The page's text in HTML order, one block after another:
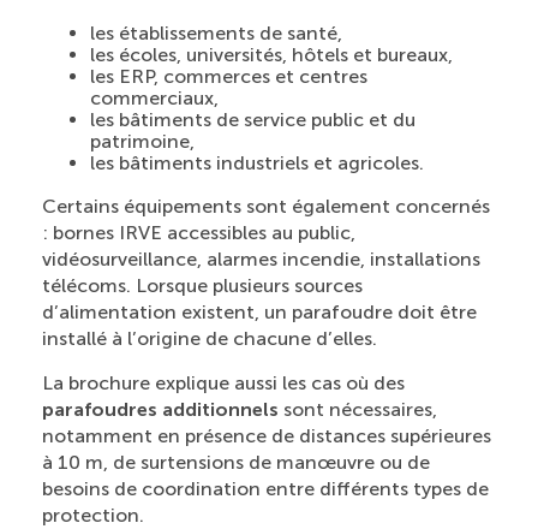
les établissements de santé,
les écoles, universités, hôtels et bureaux,
les ERP, commerces et centres
commerciaux,
les bâtiments de service public et du
patrimoine,
les bâtiments industriels et agricoles.
Certains équipements sont également concernés
: bornes IRVE accessibles au public,
vidéosurveillance, alarmes incendie, installations
télécoms. Lorsque plusieurs sources
d’alimentation existent, un parafoudre doit être
installé à l’origine de chacune d’elles.
La brochure explique aussi les cas où des
parafoudres additionnels sont nécessaires,
notamment en présence de distances supérieures
à 10 m, de surtensions de manœuvre ou de
besoins de coordination entre différents types de
protection.